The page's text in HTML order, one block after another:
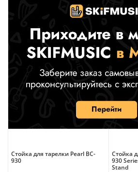
Стойка для тарелки Pearl BC-
930
Стойка
930
Stand